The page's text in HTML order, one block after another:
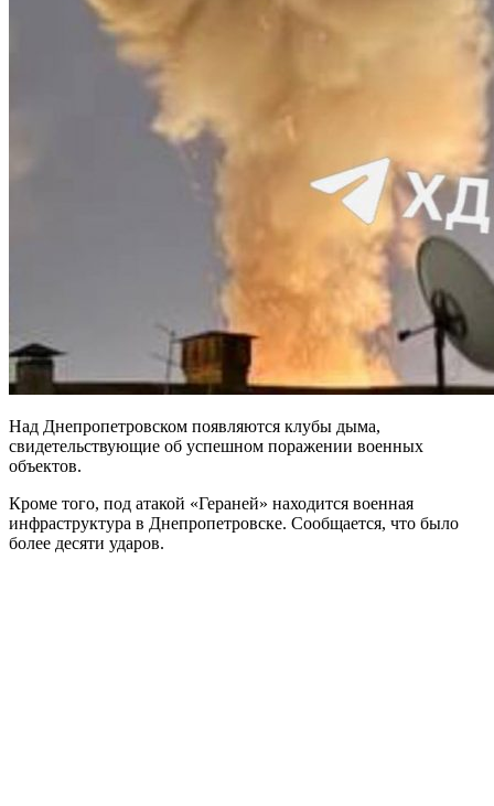
Над Днепропетровском появляются клубы дыма,
свидетельствующие об успешном поражении военных
объектов.
Кроме того, под атакой «Гераней» находится военная
инфраструктура в Днепропетровске. Сообщается, что было
более десяти ударов.